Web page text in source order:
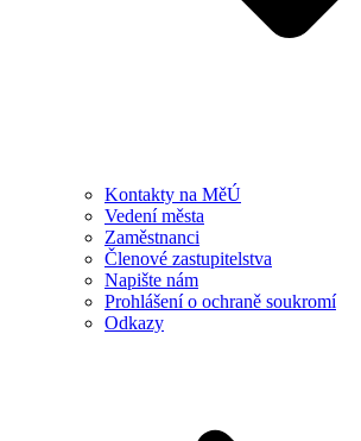
Kontakty na MěÚ
Vedení města
Zaměstnanci
Členové zastupitelstva
Napište nám
Prohlášení o ochraně soukromí
Odkazy